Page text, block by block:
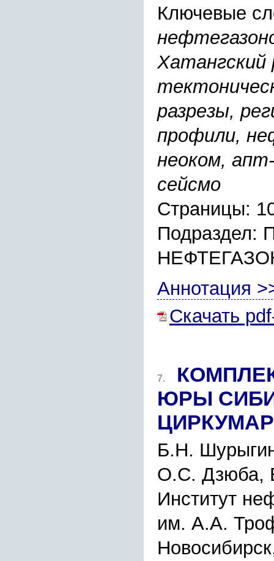
Ключевые
Хатангский
разрезы,
профили,
неоком,
сейсмо
Страницы:
Аннотация
Скачать
7.
ЮРЫ
Б.Н.
О.С. Дзюба,
Институт
им. А.А.